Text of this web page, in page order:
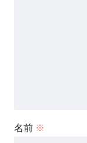
名前 ※